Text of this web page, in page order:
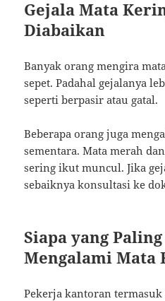
Gejala Mata
Diabaikan
Banyak orang mengira
sepet. Padahal gejalanya
seperti berpasir atau gatal.
Beberapa orang juga
sementara. Mata merah
sering ikut muncul. Jika
sebaiknya konsultasi ke
Siapa yang
Mengalami Mata
Pekerja kantoran